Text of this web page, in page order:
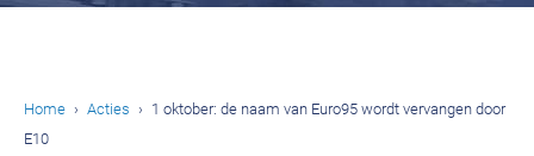
Home Acties
1 oktober: de naam van Euro95 wordt vervangen door
E10